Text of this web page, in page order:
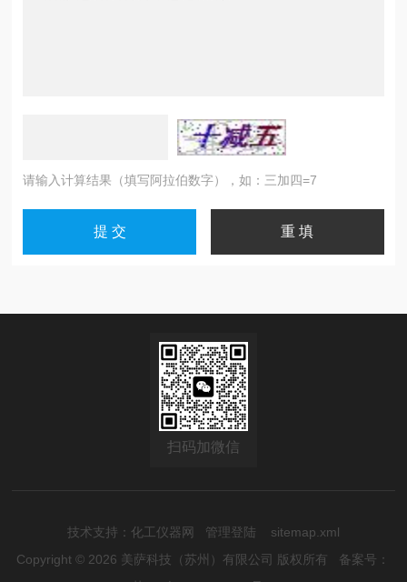
请输入计算结果（填写阿拉伯数字），如：三加四=7
扫码加微信
技术支持： 化工仪器网 管理登陆
sitemap.xml
Copyright © 2026 美萨科技（苏州）有限公司 版权所有 备案号：